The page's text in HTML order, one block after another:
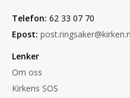
Telefon: 62 33 07 70
Epost:
Lenker
Om oss
Kirkens SOS